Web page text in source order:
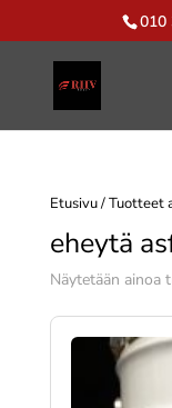
010
Etusivu/ Tuotteet
eheytä
Näytetään ainoa